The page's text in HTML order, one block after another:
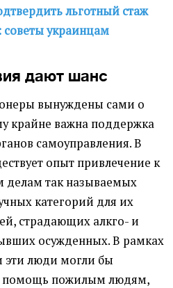
льготный стаж
украинцам
дают шанс
вынуждены сами о
крайне важна поддержка
самоуправления. В
опыт привлечение к
делам так называемых
категорий для их
страдающих алкго- и
осужденных. В рамках
эти люди могли бы
помощь пожилым людям,